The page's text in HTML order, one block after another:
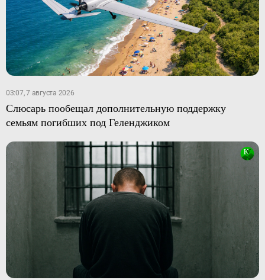
03:07, 7 августа 2026
Слюсарь пообещал дополнительную поддержку
семьям погибших под Геленджиком